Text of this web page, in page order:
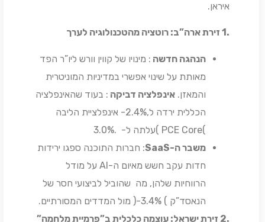
איראן.
.1 זירת ארה”ב: רוטציה מהטכנולוגיה לערך
הנהגה חדשה : מינויו של קווין וורש ליו”ר הפד
מאותת על שינוי אפשרי במדיניות המוניטרית
והמאזן. אינפלציה דביקה : בעוד שהאינפלציה
הכללית ירדה ל,2.4%- אינפלציית הליבה
)PCE Core )עלתה ל- .3.0%
משבר ה-SaaS
: חברות התוכנה ספגו ירידות
חדות עקב חשש מאיום ה-AI על מודל
הרווחיות שלהן, מה שהוביל לביצועי חסר של
הנאסד”ק ) 3.4%-( מול המדדים המסורתיים.
.2
זירת ישראל: עוצמה כלכלית ב”פרמיית מלחמה”